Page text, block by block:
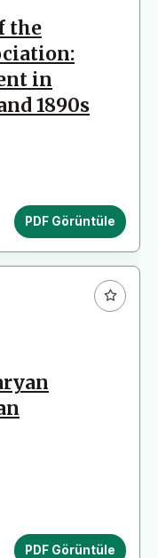
the
in
1890s
PDF Görüntüle
PDF Görüntüle